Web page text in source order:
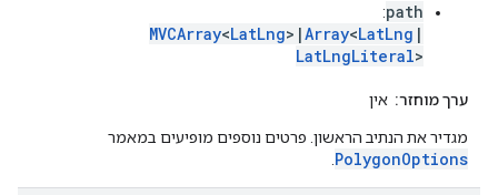
path
:
MVCArray<LatLng>|Array<LatLng |
LatLngLiteral>
ערך מוחזר: אין
מגדיר את הנתיב הראשון. פרטים נוספים מופיעים במאמר
PolygonOptions
.